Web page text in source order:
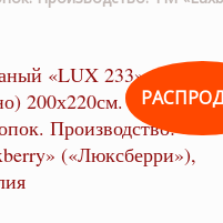
«LUX 233»
200х220см. Состав:
Производство:
(«Люксберри»),